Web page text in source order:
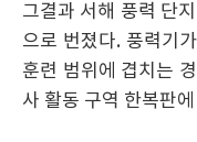
그결과 서해 풍력 단
으로 번졌다. 풍력기
훈련 범위에 겹치는
사 활동 구역 한복판